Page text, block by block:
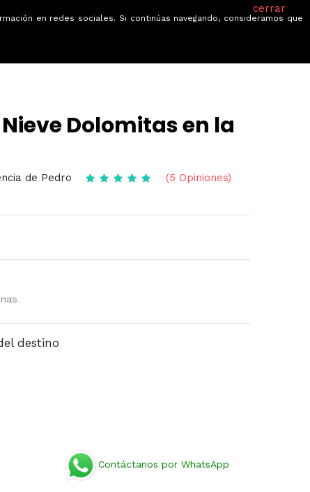
Ofertas Blog Quiénes somos
Dolomitas en la
de Pedro (5 Opiniones)
destino
Contáctanos por WhatsApp
cerrar
en redes sociales. Si continúas navegando, consideramos que